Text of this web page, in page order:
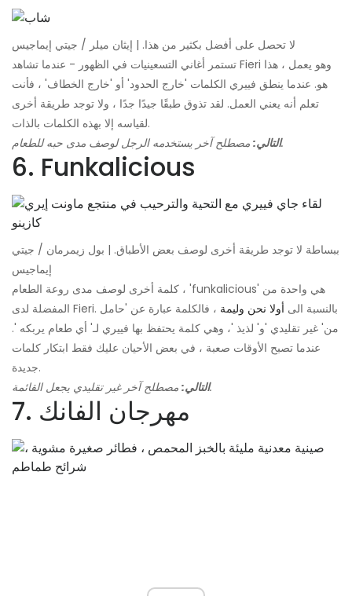
لا تحصل على أفضل بكثير من هذا. | إيثان ميلر / جيتي إيماجيس
تستمر أغاني التسعينيات في الظهور - عندما تشاهد Fieri وهو يعمل ، هذا
هو. عندما ينطق فييري الكلمات 'خارج الحدود' أو 'خارج الخطاف' ، فأنت
تعلم أنه يعني العمل. لقد تذوق طبقًا جيدًا جدًا ، ولا توجد طريقة أخرى
لقياسه إلا بهذه الكلمات بالذات.
التالي:مصطلح آخر يستخدمه الرجل لوصف مدى حبه للطعام.
6. Funkalicious
ببساطة لا توجد طريقة أخرى لوصف بعض الأطباق. | بول زيمرمان / جيتي
إيماجيس
كلمة أخرى لوصف مدى روعة الطعام ، 'funkalicious' هي واحدة من
المفضلة لدى Fieri. بالنسبة الى أولا نحن وليمة ، فالكلمة عبارة عن 'حامل
من' غير تقليدي 'و' لذيذ '، وهي كلمة يحتفظ بها فييري لـ' أي طعام يربكه '.
عندما تصبح الأوقات صعبة ، في بعض الأحيان عليك فقط ابتكار كلمات
جديدة.
التالي:مصطلح آخر غير تقليدي يجعل القائمة.
7. مهرجان الفانك